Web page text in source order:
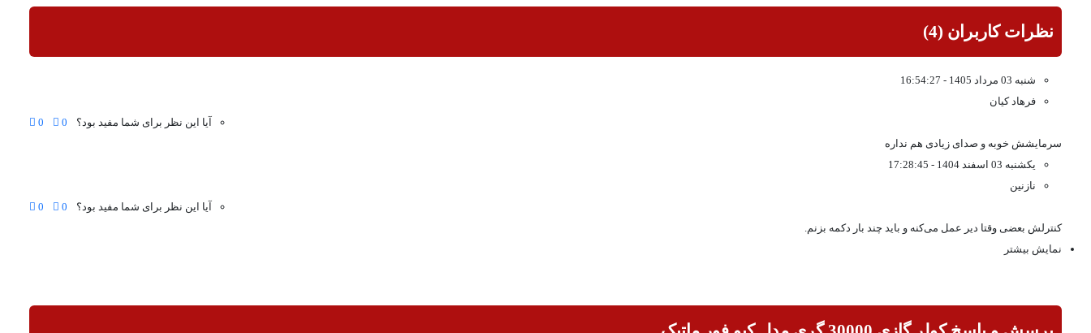
نظرات کاربران (4)
شنبه 03 مرداد 1405 - 16:54:27
فرهاد کیان
آیا این نظر برای شما مفید بود؟
0
0
سرمایشش خوبه و صدای زیادی هم نداره
یکشنبه 03 اسفند 1404 - 17:28:45
نازنین
آیا این نظر برای شما مفید بود؟
0
0
کنترلش بعضی وقتا دیر عمل می‌کنه و باید چند بار دکمه بزنم.
نمایش بیشتر